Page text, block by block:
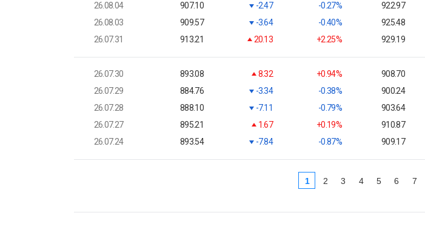
26.08.04
907.10 -2.47 -0.27% 922.97
26.08.03
909.57 -3.64 -0.40% 925.48
26.07.31
913.21 20.13 +2.25% 929.19
26.07.30 893.08 8.32 +0.94% 908.70
26.07.29
884.76 -3.34 -0.38% 900.24
26.07.28
888.10 -7.11 -0.79% 903.64
26.07.27
895.21 1.67 +0.19% 910.87
26.07.24
893.54 -7.84 -0.87% 909.17
1 2 3 4 5 6 7